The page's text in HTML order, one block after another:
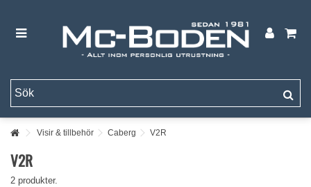
Visir & tillbehör Caberg V2R
V2R
2 produkter.